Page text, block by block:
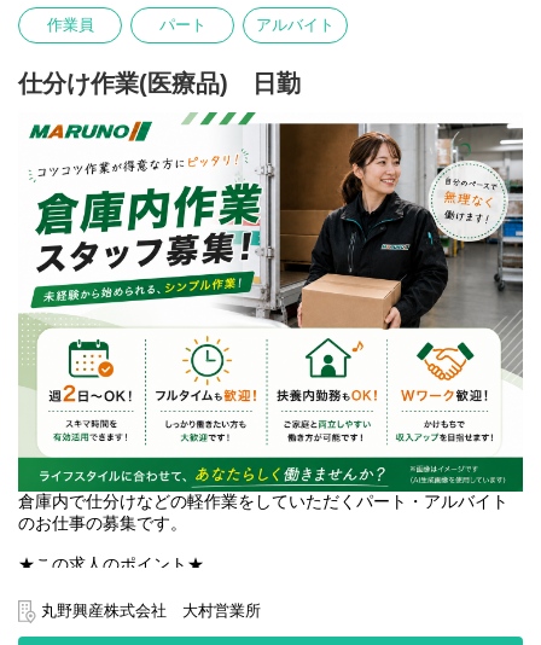
整いたします。
お気軽にご相談ください。
*お仕事について気になることがある、より詳細にお話を聞きたい
という方についてはお気軽にお電話いただければと思います。
TEL:095-839-7502
川棚町、波佐見町、嬉野市(佐賀県)から通勤しているスタッフ多
数。佐世保市、武雄市（佐賀県）から通勤している方も。もちろ
んマイカー通勤OKです♪
作業員 パート アルバイト
仕分け作業(医療品) 日勤
倉庫内で仕分けなどの軽作業をしていただくパート・アルバイト
のお仕事の募集です。
★この求人のポイント★
・うれしい土日固定休み。週二日から勤務可能
・軽量な商品で体もラクラク！
丸野興産株式会社 大村営業所